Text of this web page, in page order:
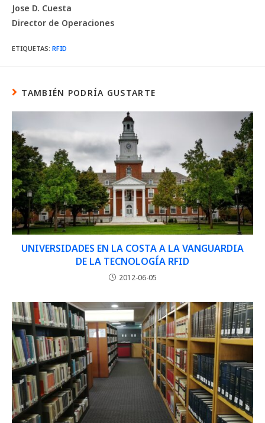
Jose D. Cuesta
Director de Operaciones
ETIQUETAS: RFID
TAMBIÉN PODRÍA GUSTARTE
UNIVERSIDADES EN LA COSTA A LA VANGUARDIA
DE LA TECNOLOGÍA RFID
2012-06-05